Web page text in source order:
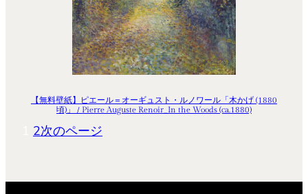
【無料壁紙】ピエール＝オーギュスト・ルノワール「木かげ (1880
頃)」 / Pierre Auguste Renoir_In the Woods (ca.1880)
2次のページ